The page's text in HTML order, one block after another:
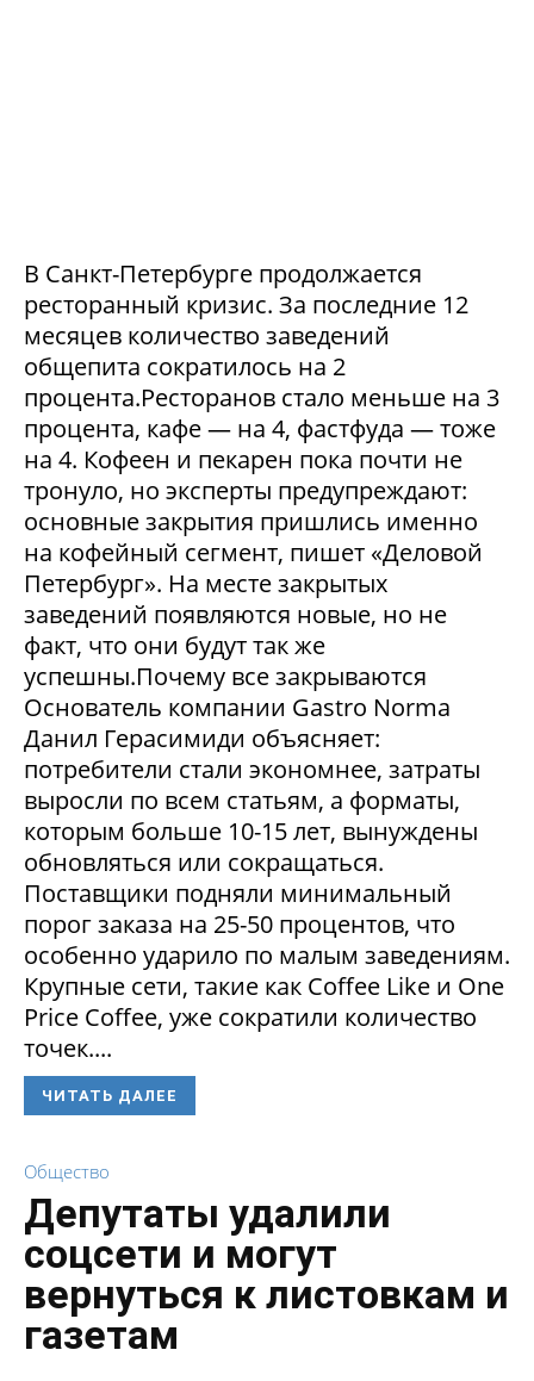
В Санкт-Петербурге продолжается
ресторанный кризис. За последние 12
месяцев количество заведений
общепита сократилось на 2
процента.Ресторанов стало меньше на 3
процента, кафе — на 4, фастфуда — тоже
на 4. Кофеен и пекарен пока почти не
тронуло, но эксперты предупреждают:
основные закрытия пришлись именно
на кофейный сегмент, пишет «Деловой
Петербург». На месте закрытых
заведений появляются новые, но не
факт, что они будут так же
успешны.Почему все закрываются
Основатель компании Gastro Norma
Данил Герасимиди объясняет:
потребители стали экономнее, затраты
выросли по всем статьям, а форматы,
которым больше 10-15 лет, вынуждены
обновляться или сокращаться.
Поставщики подняли минимальный
порог заказа на 25-50 процентов, что
особенно ударило по малым заведениям.
Крупные сети, такие как Coffee Like и One
Price Coffee, уже сократили количество
точек....
ЧИТАТЬ ДАЛЕЕ
Общество
Депутаты удалили
соцсети и могут
вернуться к листовкам и
газетам